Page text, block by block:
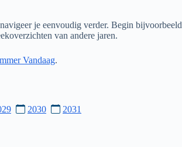
je eenvoudig verder. Begin bijvoorbeeld
van andere jaren.
Vandaag.
2030 2031